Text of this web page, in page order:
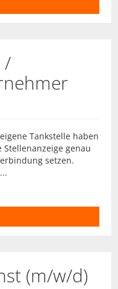
/
Tankstelle haben
genau
setzen.
(m/w/d)